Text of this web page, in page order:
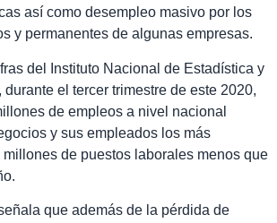
así como desempleo masivo por los
y permanentes de algunas empresas.
del Instituto Nacional de Estadística y
durante el tercer trimestre de este 2020,
de empleos a nivel nacional
y sus empleados los más
de puestos laborales menos que
que además de la pérdida de